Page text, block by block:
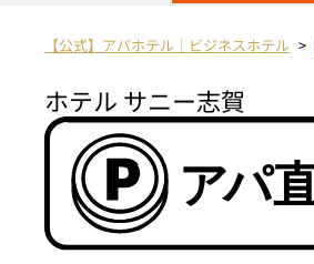
【公式】アパホテル｜ビジネスホテル
ホテル サニー志賀